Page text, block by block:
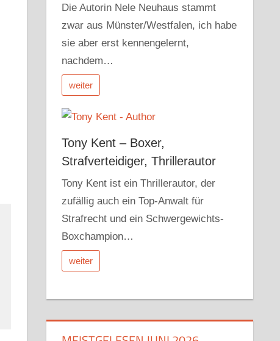
Die Autorin Nele Neuhaus stammt
zwar aus Münster/Westfalen, ich habe
sie aber erst kennengelernt,
nachdem…
weiter
Tony Kent – Boxer,
Strafverteidiger, Thrillerautor
Tony Kent ist ein Thrillerautor, der
zufällig auch ein Top-Anwalt für
Strafrecht und ein Schwergewichts-
Boxchampion…
weiter